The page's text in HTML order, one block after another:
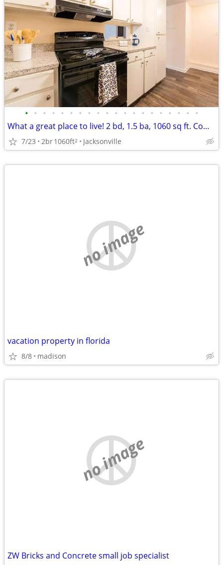
• • • • • • • • • • • • • • • • • • • •
What a great place to live! 2 bd, 1.5 ba, 1060 sq ft. Come home today!
7/23 2br1060ft2 Jacksonville
no image
vacation property in florida
8/8 madison
no image
ZW Bricks and Concrete small job specialist